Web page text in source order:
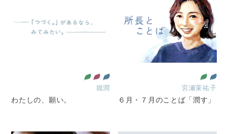
堀潤
わたしの、願い。
宮瀬茉祐子
６月・７月のことば「潤す」